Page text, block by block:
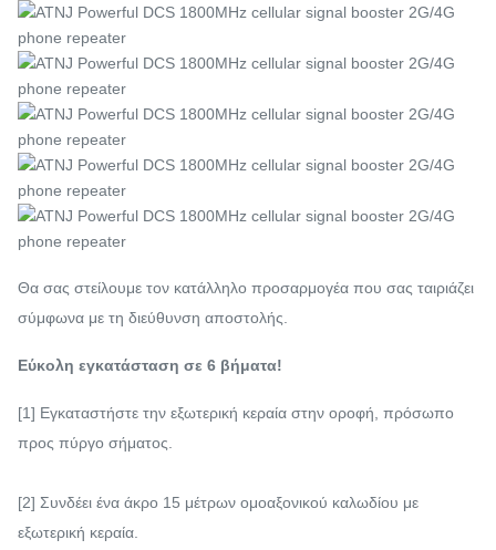
Θα σας στείλουμε τον κατάλληλο προσαρμογέα που σας ταιριάζει
σύμφωνα με τη διεύθυνση αποστολής.
Εύκολη εγκατάσταση σε 6 βήματα!
[1] Εγκαταστήστε την εξωτερική κεραία στην οροφή, πρόσωπο
προς πύργο σήματος.
[2] Συνδέει ένα άκρο 15 μέτρων ομοαξονικού καλωδίου με
εξωτερική κεραία.